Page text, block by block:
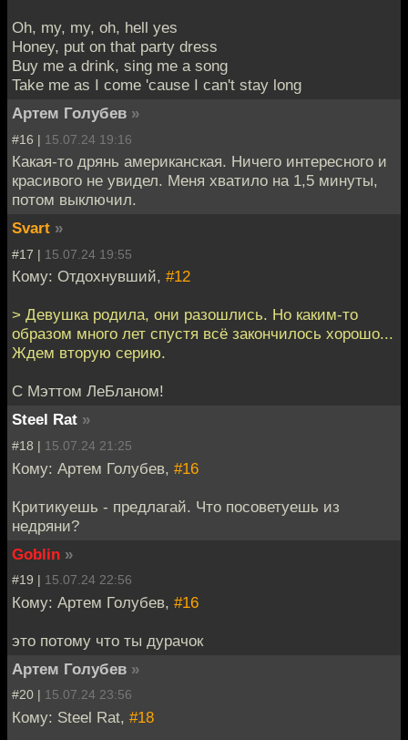
Oh, my, my, oh, hell yes
Honey, put on that party dress
Buy me a drink, sing me a song
Take me as I come 'cause I can't stay long
Артем Голубев »
#16 | 15.07.24 19:16
Какая-то дрянь американская. Ничего интересного и
красивого не увидел. Меня хватило на 1,5 минуты,
потом выключил.
Svart »
#17 | 15.07.24 19:55
Кому: Отдохнувший, #12
> Девушка родила, они разошлись. Но каким-то
образом много лет спустя всё закончилось хорошо...
Ждем вторую серию.
С Мэттом ЛеБланом!
Steel Rat »
#18 | 15.07.24 21:25
Кому: Артем Голубев, #16
Критикуешь - предлагай. Что посоветуешь из
недряни?
Goblin »
#19 | 15.07.24 22:56
Кому: Артем Голубев, #16
это потому что ты дурачок
Артем Голубев »
#20 | 15.07.24 23:56
Кому: Steel Rat, #18